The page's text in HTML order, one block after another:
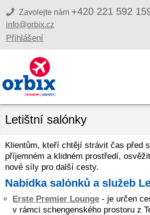
Zavolejte nám +420 221 592
info@orbix.cz
Přihlášení
Letištní salónky
Klientům, kteří chtějí strávit čas před
příjemném a klidném prostředí,
nové síly pro další cesty.
Nabídka salónků a služeb
Erste Premier Lounge - je určen
v rámci schengenského prostoru z